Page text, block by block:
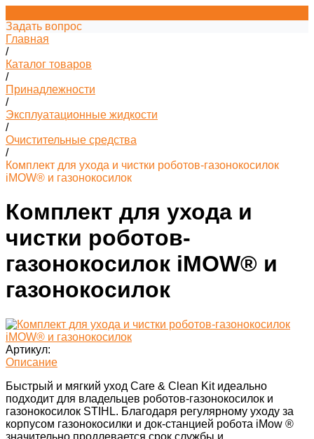
Задать вопрос
Главная
/
Каталог товаров
/
Принадлежности
/
Эксплуатационные жидкости
/
Очистительные средства
/
Комплект для ухода и чистки роботов-газонокосилок
iMOW® и газонокосилок
Комплект для ухода и
чистки роботов-
газонокосилок iMOW® и
газонокосилок
Артикул:
Описание
Быстрый и мягкий уход Care & Clean Kit идеально
подходит для владельцев роботов-газонокосилок и
газонокосилок STIHL. Благодаря регулярному уходу за
корпусом газонокосилки и док-станцией робота iMow ®
значительно продлевается срок службы и